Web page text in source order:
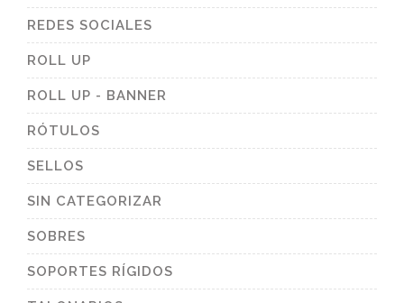
REDES SOCIALES
ROLL UP
ROLL UP - BANNER
RÓTULOS
SELLOS
SIN CATEGORIZAR
SOBRES
SOPORTES RÍGIDOS